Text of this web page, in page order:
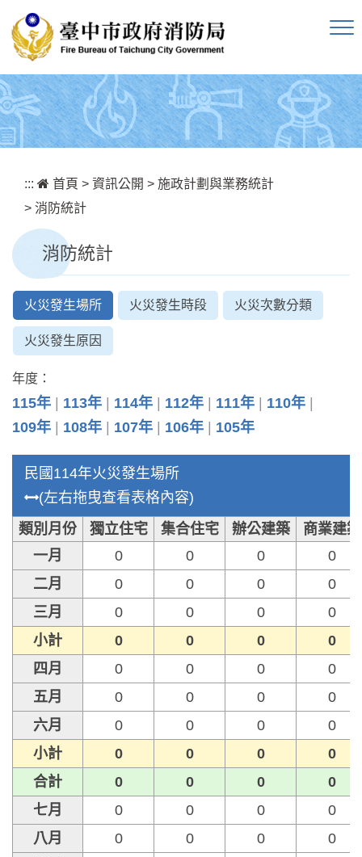
::: 首頁 > 資訊公開 > 施政計劃與業務統計
> 消防統計
消防統計
火災發生場所 火災發生時段 火災次數分類
火災發生原因
年度：
115年 113年 114年 112年 111年
110年
109年
108年 107年 106年 105年
民國114年火災發生場所
(左右拖曳查看表格內容)
類別月份
獨立住宅 集合住宅 辦公建築
商業建築
一月
0 0 0
0
二月
0 0 0
0
三月
0 0 0
0
小計
0 0 0
0
四月
0 0 0
0
五月
0 0 0
0
六月
0 0 0
0
小計
0 0 0
0
合計
0 0 0
0
七月
0 0 0
0
八月
0 0 0
0